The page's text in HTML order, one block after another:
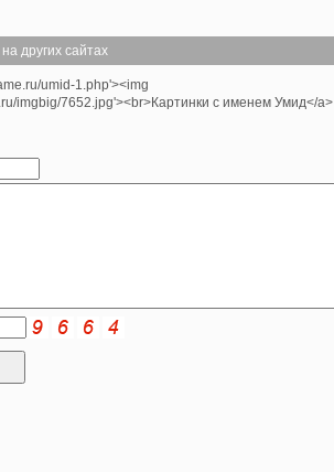
других сайтах
umid-1.php'><img
imgbig/7652.jpg'><br>Картинки с именем Умид</a>